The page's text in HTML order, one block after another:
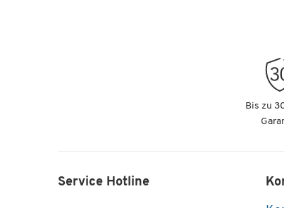
Bis zu
Service Hotline